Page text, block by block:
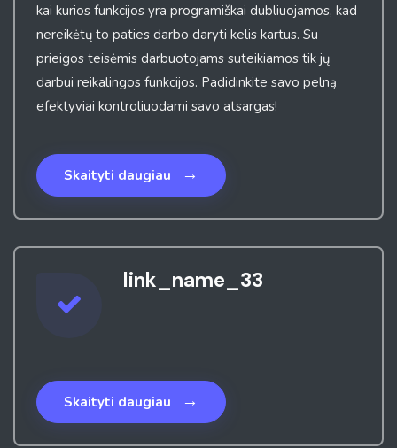
kai kurios funkcijos yra programiškai dubliuojamos, kad
nereikėtų to paties darbo daryti kelis kartus. Su
prieigos teisėmis darbuotojams suteikiamos tik jų
darbui reikalingos funkcijos. Padidinkite savo pelną
efektyviai kontroliuodami savo atsargas!
Skaityti daugiau →
link_name_33
Skaityti daugiau →